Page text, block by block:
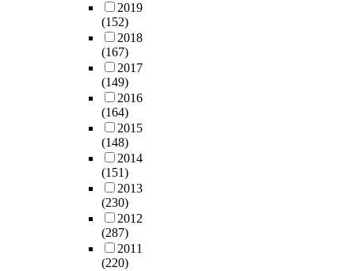
2019
(152)
2018
(167)
2017
(149)
2016
(164)
2015
(148)
2014
(151)
2013
(230)
2012
(287)
2011
(220)